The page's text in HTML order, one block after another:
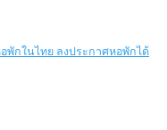
พักในไทย ลงประกาศหอพักได้